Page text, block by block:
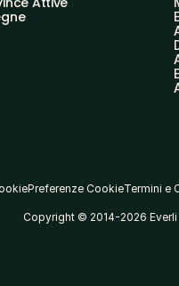
Preferenze CookieTermini e
Copyright © 2014-2026 Everli